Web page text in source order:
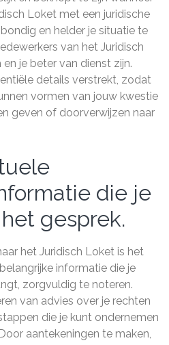
Loket met een juridische
en helder je situatie te
van het Juridisch
je beter van dienst zijn.
details verstrekt, zodat
vormen van jouw kwestie
geven of doorverwijzen naar
die je
gesprek.
het Juridisch Loket is het
informatie die je
zorgvuldig te noteren.
van advies over je rechten
die je kunt ondernemen
aantekeningen te maken,